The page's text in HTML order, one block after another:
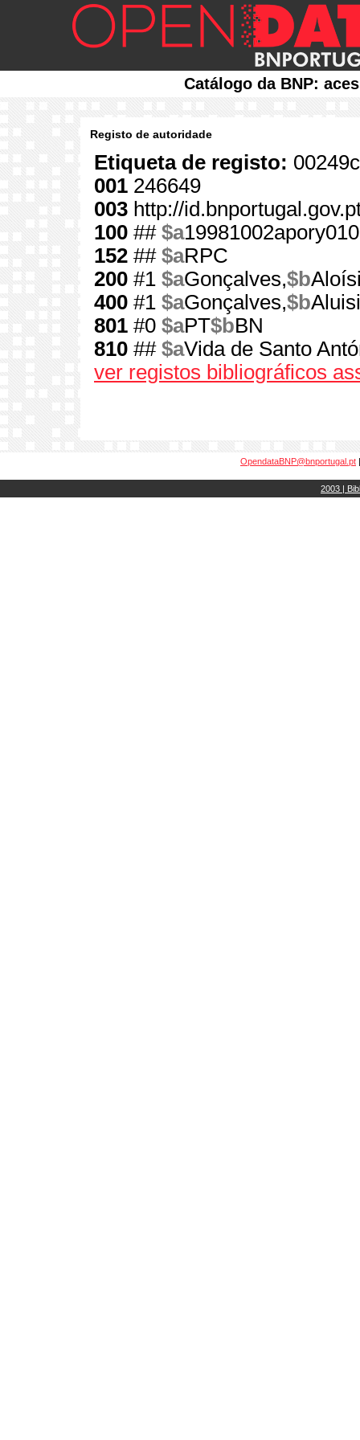
Catálogo da BNP:
Registo de autoridade
Etiqueta de registo:
001 246649
003 http://
100 ## $a
152 ## $aRPC
200 #1 $aGonçalves,$b
400 #1 $aGonçalves,$b
801 #0 $aPT$bBN
810 ## $aVida de Santo
ver registos bibliográficos
OpendataBNP@bnportugal.pt
2003 |